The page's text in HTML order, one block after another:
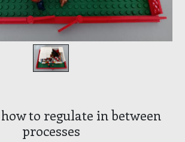
how to regulate in between
processes